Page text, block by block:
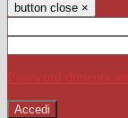
button close ×
Password